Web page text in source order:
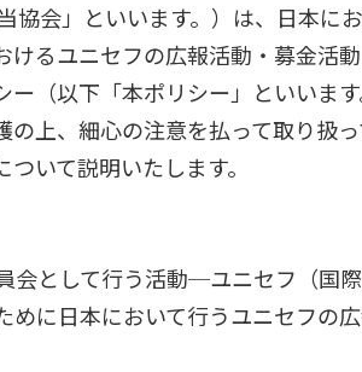
協会」といいます。）は、日本に
るユニセフの広報活動・募金活
（以下「本ポリシー」といいま
上、細心の注意を払って取り扱っ
いて説明いたします。
会として行う活動─ユニセフ（国
めに日本において行うユニセフの